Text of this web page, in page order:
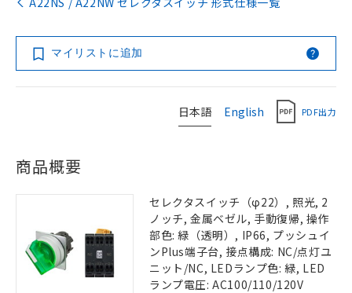
マイリストに追加
日本語 English PDF出力
商品概要
セレクタスイッチ（φ22）, 照光, 2
ノッチ, 金属ベゼル, 手動復帰, 操作
部色: 緑（透明）, IP66, プッシュイ
ンPlus端子台, 接点構成: NC/点灯ユ
ニット/NC, LEDランプ色: 緑, LED
ランプ電圧: AC100/110/120V